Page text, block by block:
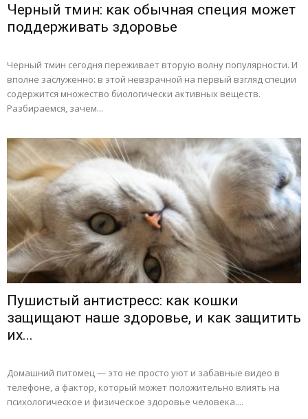
Черный тмин: как обычная специя может
поддерживать здоровье
Черный тмин сегодня переживает вторую волну популярности. И
вполне заслуженно: в этой невзрачной на первый взгляд специи
содержится множество биологически активных веществ.
Разбираемся, зачем...
Пушистый антистресс: как кошки
защищают наше здоровье, и как защитить
их...
Домашний питомец — это не просто уют и забавные видео в
телефоне, а фактор, который может положительно влиять на
психологическое и физическое здоровье человека....